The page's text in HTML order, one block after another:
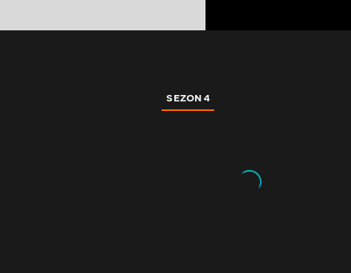
SEZON 4